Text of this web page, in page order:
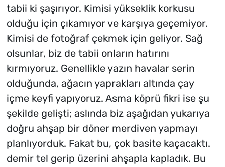
tabii ki şaşırıyor. Kimisi yükseklik korkusu
olduğu için çıkamıyor ve karşıya geçemiyor.
Kimisi de fotoğraf çekmek için geliyor. Sağ
olsunlar, biz de tabii onların hatırını
kırmıyoruz. Genellikle yazın havalar serin
olduğunda, ağacın yaprakları altında çay
içme keyfi yapıyoruz. Asma köprü fikri ise şu
şekilde gelişti; aslında biz aşağıdan yukarıya
doğru ahşap bir döner merdiven yapmayı
planlıyorduk. Fakat bu, çok basite kaçacaktı.
demir tel gerip üzerini ahşapla kapladık. Bu